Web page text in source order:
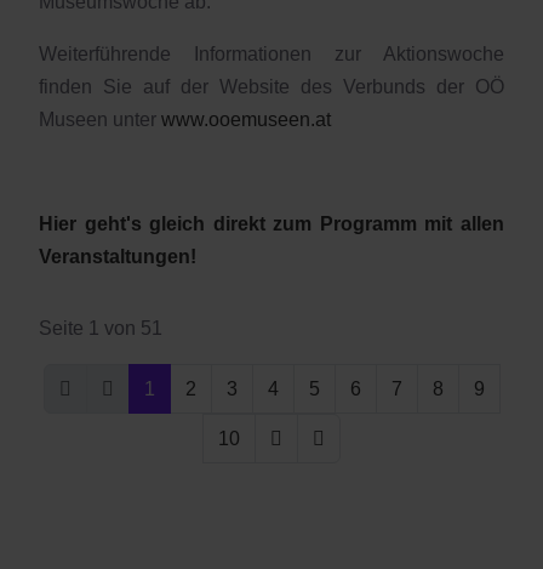
Weiterführende Informationen zur Aktionswoche
finden Sie auf der Website des Verbunds der OÖ
Museen unter www.ooemuseen.at
Hier geht's gleich direkt zum Programm mit allen
Veranstaltungen!
Seite 1 von 51
1 2 3 4 5 6 7 8 9
10